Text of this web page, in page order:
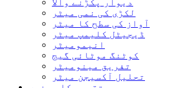
دیوار پکڑنے والا
لکڑی کی نمی میٹر
آواز کی سطح کا میٹر
ڈیجیٹل کلیمپ میٹر
انیمومیٹر
کوٹنگ موٹائی گیج
تفریق مینومیٹر
تحلیل آکسیجن میٹر